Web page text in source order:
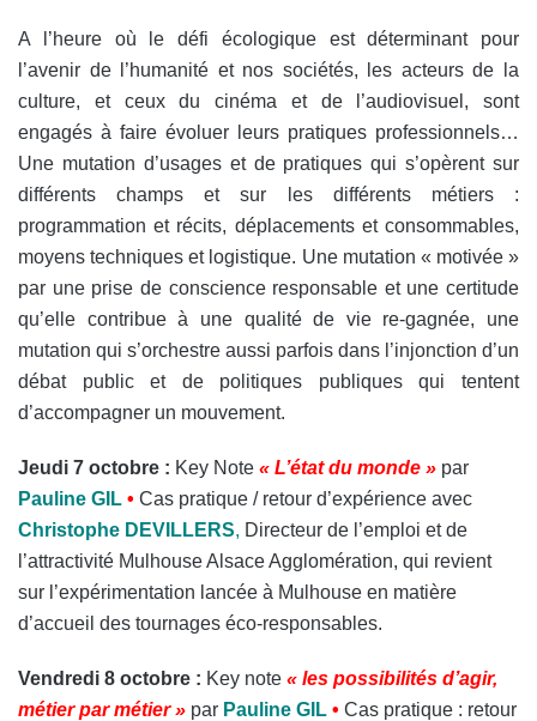
A l’heure où le défi écologique est déterminant pour
l’avenir de l’humanité et nos sociétés, les acteurs de la
culture, et ceux du cinéma et de l’audiovisuel, sont
engagés à faire évoluer leurs pratiques professionnels…
Une mutation d’usages et de pratiques qui s’opèrent sur
différents champs et sur les différents métiers :
programmation et récits, déplacements et consommables,
moyens techniques et logistique. Une mutation « motivée »
par une prise de conscience responsable et une certitude
qu’elle contribue à une qualité de vie re-gagnée, une
mutation qui s’orchestre aussi parfois dans l’injonction d’un
débat public et de politiques publiques qui tentent
d’accompagner un mouvement.
Jeudi 7 octobre : Key Note « L’état du monde » par
Pauline GIL • Cas pratique / retour d’expérience avec
Christophe DEVILLERS, Directeur de l’emploi et de
l’attractivité Mulhouse Alsace Agglomération, qui revient
sur l’expérimentation lancée à Mulhouse en matière
d’accueil des tournages éco-responsables.
Vendredi 8 octobre : Key note « les possibilités d’agir,
métier par métier » par Pauline GIL • Cas pratique : retour